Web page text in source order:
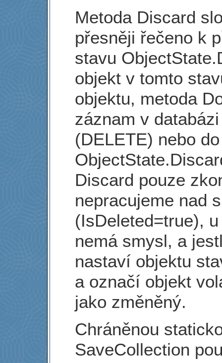
Metoda Discard
přesněji řečeno k
stavu
objekt v tomto
objektu, metoda
záznam v
(DELETE) nebo
Discard pouze
nepracujeme nad
(IsDeleted=true),
nemá smysl, a
nastaví objektu
a označí objekt
jako změněný.
Chráněnou
SaveCollection